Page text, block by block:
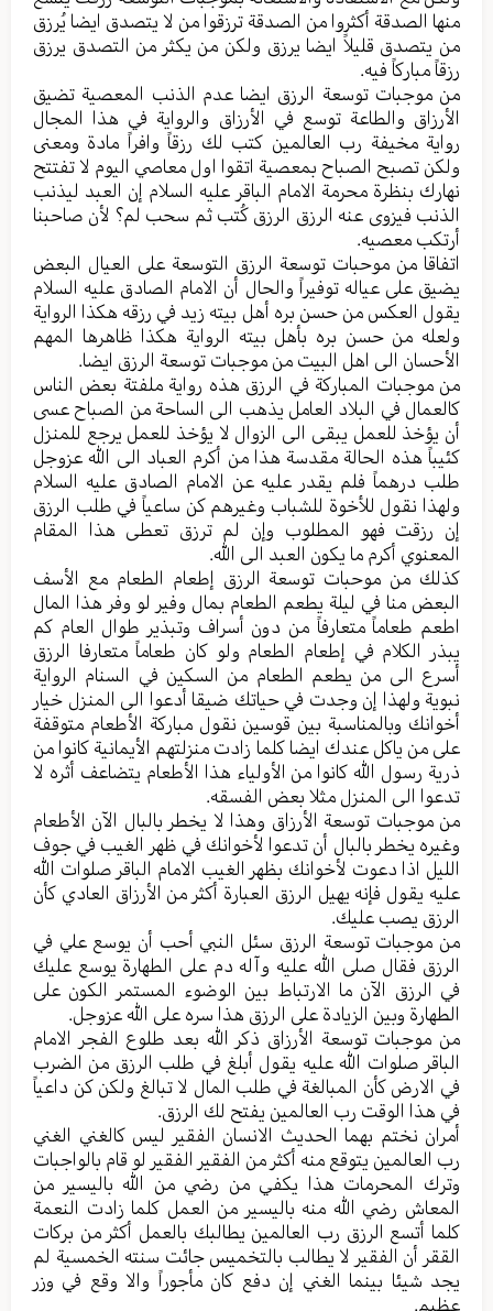
منها الصدقة أكثروا من الصدقة ترزقوا من لا يتصدق ايضا يُرزق
من يتصدق قليلاً ايضا يرزق ولكن من يكثر من التصدق يرزق
رزقاً مباركاً فيه.
من موجبات توسعة الرزق ايضا عدم الذنب المعصية تضيق
الأرزاق والطاعة توسع في الأرزاق والرواية في هذا المجال
رواية مخيفة رب العالمين كتب لك رزقاً وافراً مادة ومعنى
ولكن تصبح الصباح بمعصية اتقوا اول معاصي اليوم لا تفتتح
نهارك بنظرة محرمة الامام الباقر عليه السلام إن العبد ليذنب
الذنب فيزوى عنه الرزق الرزق كُتب ثم سحب لم؟ لأن صاحبنا
أرتكب معصيه.
اتفاقا من موحبات توسعة الرزق التوسعة على العيال البعض
يضيق على عياله توفيراً والحال أن الامام الصادق عليه السلام
يقول العكس من حسن بره أهل بيته زيد في رزقه هكذا الرواية
ولعله من حسن بره بأهل بيته الرواية هكذا ظاهرها المهم
الأحسان الى اهل البيت من موجبات توسعة الرزق ايضا.
من موجبات المباركة في الرزق هذه رواية ملفتة بعض الناس
كالعمال في البلاد العامل يذهب الى الساحة من الصباح عسى
أن يؤخذ للعمل يبقى الى الزوال لا يؤخذ للعمل يرجع للمنزل
كئيباً هذه الحالة مقدسة هذا من أكرم العباد الى الله عزوجل
طلب درهماً فلم يقدر عليه عن الامام الصادق عليه السلام
ولهذا نقول للأخوة للشباب وغيرهم كن ساعياً في طلب الرزق
إن رزقت فهو المطلوب وإن لم ترزق تعطى هذا المقام
المعنوي أكرم ما يكون العبد الى الله.
كذلك من موحبات توسعة الرزق إطعام الطعام مع الأسف
البعض منا في ليلة يطعم الطعام بمال وفير لو وفر هذا المال
اطعم طعاماً متعارفاً من دون أسراف وتبذير طوال العام كم
يبذر الكلام في إطعام الطعام ولو كان طعاماً متعارفا الرزق
أسرع الى من يطعم الطعام من السكين في السنام الرواية
نبوية ولهذا إن وجدت في حياتك ضيقا أدعوا الى المنزل خيار
أخوانك وبالمناسبة بين قوسين نقول مباركة الأطعام متوقفة
على من ياكل عندك ايضا كلما زادت منزلتهم الأيمانية كانوا من
ذرية رسول الله كانوا من الأولياء هذا الأطعام يتضاعف أثره لا
تدعوا الى المنزل مثلا بعض الفسقه.
من موجبات توسعة الأرزاق وهذا لا يخطر بالبال الآن الأطعام
وغيره يخطر بالبال أن تدعوا لأخوانك في ظهر الغيب في جوف
الليل اذا دعوت لأخوانك بظهر الغيب الامام الباقر صلوات الله
عليه يقول فإنه يهيل الرزق العبارة أكثر من الأرزاق العادي كأن
الرزق يصب عليك.
من موجبات توسعة الرزق سئل النبي أحب أن يوسع علي في
الرزق فقال صلى الله عليه وآله دم على الطهارة يوسع عليك
في الرزق الآن ما الارتباط بين الوضوء المستمر الكون على
الطهارة وبين الزيادة على الرزق هذا سره على الله عزوجل.
من موجبات توسعة الأرزاق ذكر الله بعد طلوع الفجر الامام
الباقر صلوات الله عليه يقول أبلغ في طلب الرزق من الضرب
في الارض كأن المبالغة في طلب المال لا تبالغ ولكن كن داعياً
في هذا الوقت رب العالمين يفتح لك الرزق.
أمران نختم بهما الحديث الانسان الفقير ليس كالغني الغني
رب العالمين يتوقع منه أكثر من الفقير الفقير لو قام بالواجبات
وترك المحرمات هذا يكفي من رضي من الله باليسير من
المعاش رضي الله منه باليسير من العمل كلما زادت النعمة
كلما أتسع الرزق رب العالمين يطالبك بالعمل أكثر من بركات
الققر أن الفقير لا يطالب بالتخميس جائت سنته الخمسية لم
يجد شيئا بينما الغني إن دفع كان مأجوراً والا وقع في وزر
عظيم.